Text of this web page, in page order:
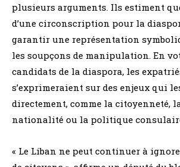
plusieurs arguments. Ils estiment
d’une circonscription pour la
garantir une représentation
les soupçons de manipulation. En
candidats de la diaspora, les
s’exprimeraient sur des enjeux qui
directement, comme la citoyenneté,
nationalité ou la politique
« Le Liban ne peut continuer à